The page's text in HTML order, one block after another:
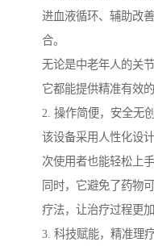
进血液循环、辅助改
合。
无论是中老年人的关
它都能提供精准有效的
2. 操作简便，安全无创
该设备采用人性化设
次使用者也能轻松上手
同时，它避免了药物
疗法，让治疗过程更加
3. 科技赋能，精准理